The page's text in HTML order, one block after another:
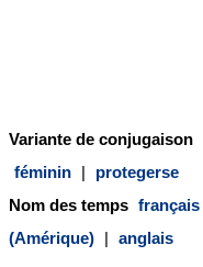
Variante de conjugaison
féminin |
protegerse
Nom des temps français
(Amérique) | anglais